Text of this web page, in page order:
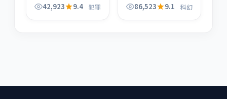
42,923 9.4 犯罪
坐标里，把普通人的选
86,523 9.1 科幻